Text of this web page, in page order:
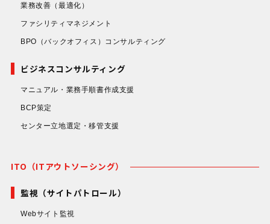
業務改善 （最適化）
ファシリティマネジメント
BPO（バックオフィス）コンサルティング
ビジネスコンサルティング
マニュアル・業務手順書作成支援
BCP策定
センター立地選定・移管支援
ITO（ITアウトソーシング）
監視（サイトパトロール）
Webサイト監視